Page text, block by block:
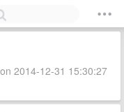
2014-12-31 15:30:27